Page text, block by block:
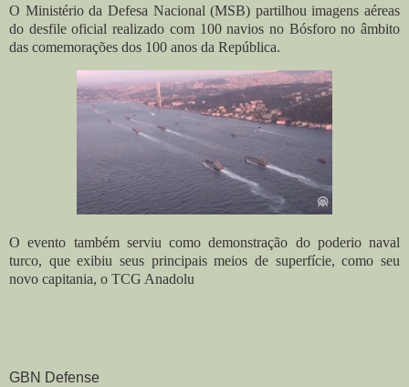
O Ministério da Defesa Nacional (MSB) partilhou imagens aéreas
do desfile oficial realizado com 100 navios no Bósforo no âmbito
das comemorações dos 100 anos da República.
O evento também serviu como demonstração do poderio naval
turco, que exibiu seus principais meios de superfície, como seu
novo capitania, o TCG Anadolu
GBN Defense